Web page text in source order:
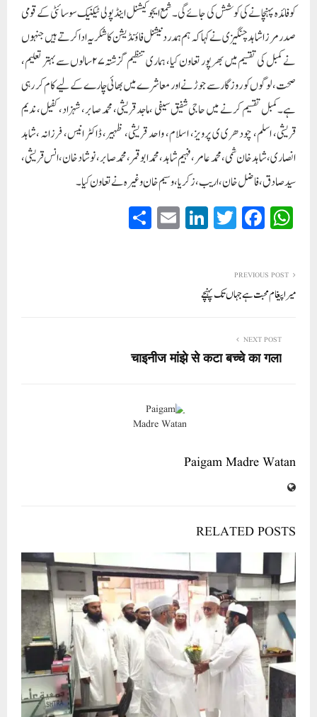
کو فائدہ پہنچانے کی کوشش کی جائے گی۔ شمع ایجوکیشنل اینڈ پولی ٹیکنیک سوسائٹی کے قومی
صدر مرزا شاہد چنگیزی نے کہا کہ ہم ہمدرد نیشنل فاؤنڈیشن کا شکریہ ادا کرتے ہیں جنہوں
نے کمبل کی تقسیم میں بھرپور تعاون کیا، ہماری تنظیم گزشتہ ۲۷سالوں سے بہتر تعلیم،
صحت، لوگوں کو روزگار سے جوڑنے اور معاشرے میں بھائی چارے کے لیے کام کر رہی
ہے۔کمبل تقسیم کرنے میں حاجی شفیق سیفی ،ماجد قریشی، محمد صابر، شہزاد، کفیل، ندیم
قریشی، اسلم، چودھری ی پرویز، اسلام، واحد قریشی، ظہیر، ڈاکٹر انیس، فرزانہ ،شاہد
انصاری، شاہد خان شمی، محمد عامر، فہیم شاہد، محمد ابو قمر، محمد صابر، نوشاد خان، انس قریشی،
سید صادق، فاضل خان، اریب، زکریا، وسیم خان وغیرہ نے تعاون کیا۔
W
ha
A
pp
Fa
ce
ok
T
wi
r
Li
nk
E
m
PREVIOUS POST
میرا پیغام محبت ہے جہاں تک پہنچے
NEXT POST
चाइनीज मांझे से कटा बच्चे का गला
Paigam Madre Watan
RELATED POSTS